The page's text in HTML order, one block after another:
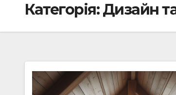
Категорія:Дизайн